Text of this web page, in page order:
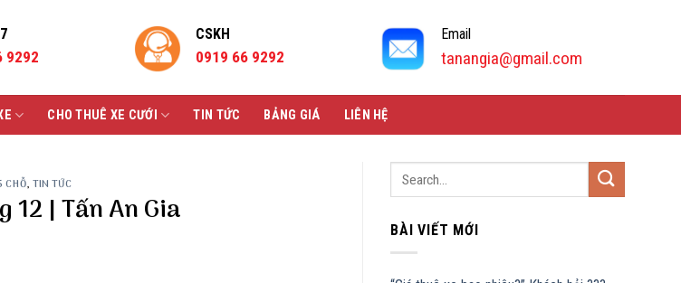
9292
CSKH
0919 66 9292
Email
tanangia@gmail.com
CHO THUÊ XE CƯỚI TIN TỨC BẢNG GIÁ LIÊN HỆ
CHỖ,TIN TỨC
| Tấn An Gia BÀI VIẾT MỚI